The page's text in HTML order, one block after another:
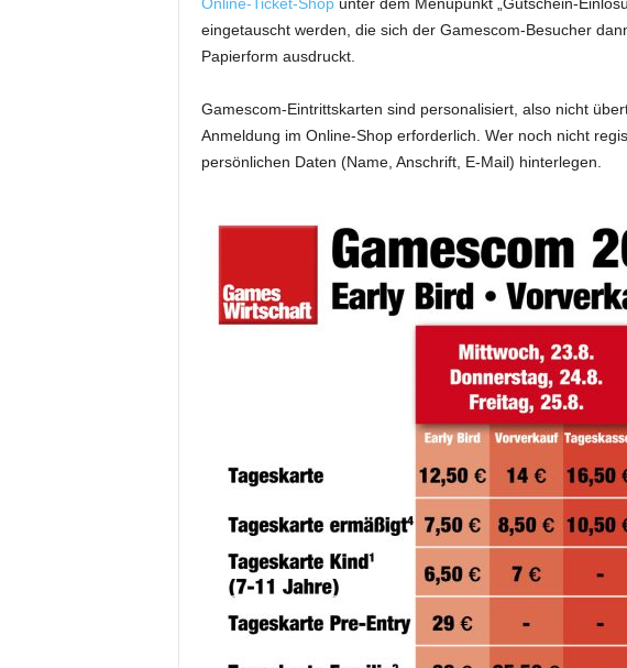
eingetauscht werden, die sich der Gamescom-Besucher
Papierform ausdruckt.
Gamescom-Eintrittskarten sind personalisiert, also nicht
Anmeldung im Online-Shop erforderlich. Wer noch nicht
persönlichen Daten (Name, Anschrift, E-Mail) hinterlegen.